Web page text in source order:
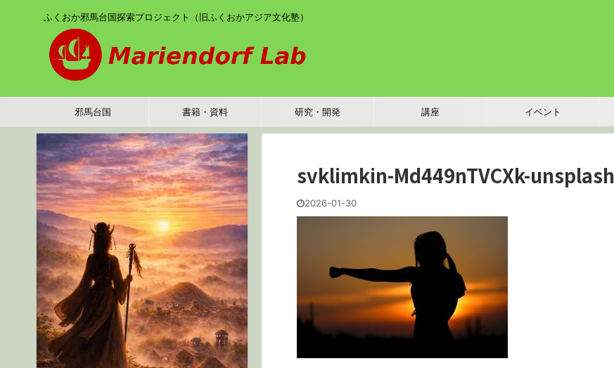
ふくおか邪馬台国探索プロジェクト（旧ふくおかアジア文化塾）
邪馬台国 書籍・資料 研究・開発 講座 イベント
svklimkin-Md449nTVCXk-unsplash
2026-01-30